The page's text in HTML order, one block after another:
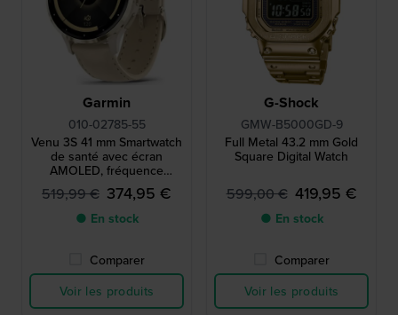
Garmin
010-02785-55
Venu 3S 41 mm Smartwatch
de santé avec écran
AMOLED, fréquence
cardiaque et GPS
519,99 € 374,95 €
● En stock
Comparer
Voir les produits
G-Shock
GMW-B5000GD-9
Full Metal 43.2 mm Gold
Square Digital Watch
599,00 € 419,95 €
● En stock
Comparer
Voir les produits